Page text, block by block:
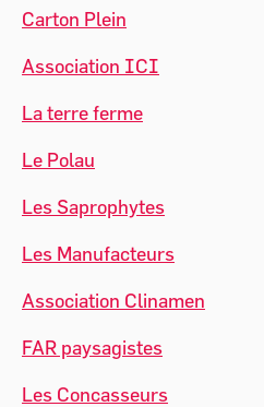
Carton Plein
Association ICI
La terre ferme
Le Polau
Les Saprophytes
Les Manufacteurs
Association Clinamen
FAR paysagistes
Les Concasseurs